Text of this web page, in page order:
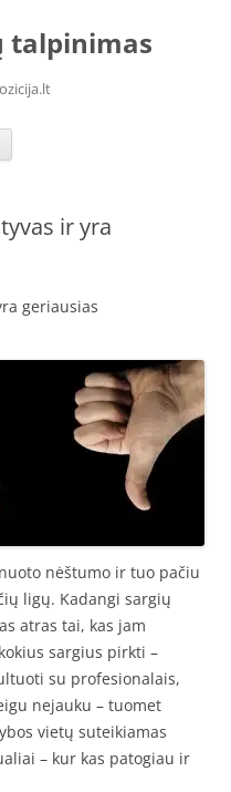
talpinimas
ir yra
geriausias
nėštumo ir tuo pačiu
ligų. Kadangi sargių
atras tai, kas jam
sargius pirkti –
su profesionalais,
nejauku – tuomet
vietų suteikiamas
– kur kas patogiau ir